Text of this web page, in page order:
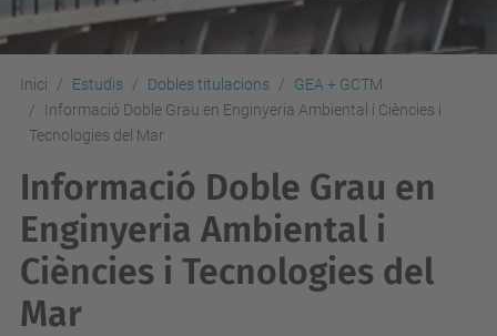
Inici Estudis Dobles titulacions
GEA + GCTM
Informació Doble Grau en Enginyeria Ambiental i Ciències i
Tecnologies del Mar
Informació Doble Grau en
Enginyeria Ambiental i
Ciències i Tecnologies del
Mar